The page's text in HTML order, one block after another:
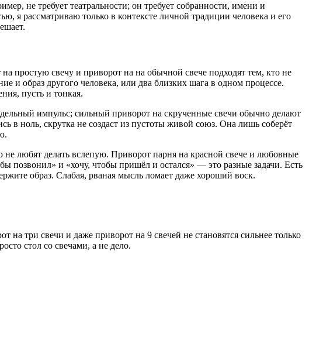
не требует театральности; он требует собранности, имени и
я рассматриваю только в контексте личной традиции человека и его
простую свечу и приворот на на обычной свече подходят тем, кто не
и образ другого человека, или два близких шага в одном процессе.
пусть и тонкая.
импульс; сильный приворот на скрученные свечи обычно делают
в ноль, скрутка не создаст из пустоты живой союз. Она лишь соберёт
любят делать вслепую. Приворот парня на красной свече и любовные
позвонил» и «хочу, чтобы пришёл и остался» — это разные задачи. Есть
образ. Слабая, рваная мысль ломает даже хороший воск.
три свечи и даже приворот на 9 свечей не становятся сильнее только
стол со свечами, а не дело.